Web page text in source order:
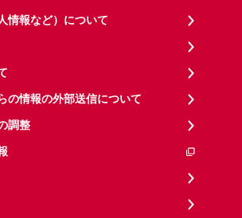
情報など）について
の情報の外部送信について
調整